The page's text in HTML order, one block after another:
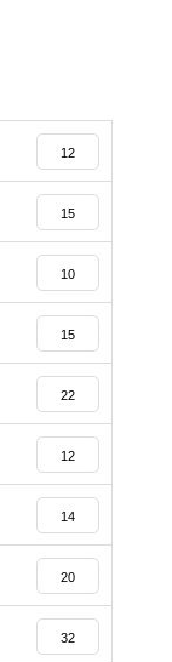
12
15
10
15
22
12
14
20
32